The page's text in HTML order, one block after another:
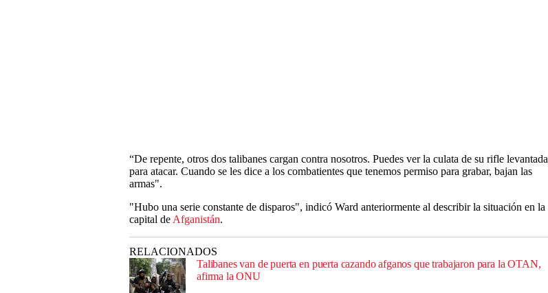
“De repente, otros dos talibanes cargan contra nosotros. Puedes ver la culata de su rifle levantada
para atacar. Cuando se les dice a los combatientes que tenemos permiso para grabar, bajan las
armas".
"Hubo una serie constante de disparos", indicó Ward anteriormente al describir la situación en la
capital de Afganistán.
RELACIONADOS
Talibanes van de puerta en puerta cazando afganos que trabajaron para la OTAN,
afirma la ONU